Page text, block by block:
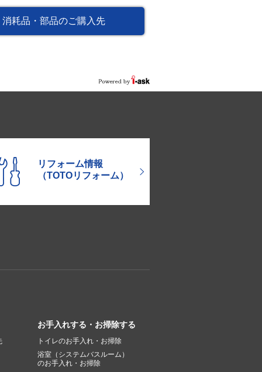
消耗品・部品のご購入先
リフォーム情報
（TOTOリフォーム）
お手入れする・お掃除する
トイレのお手入れ・お掃除
浴室（システムバスルーム）
のお手入れ・お掃除